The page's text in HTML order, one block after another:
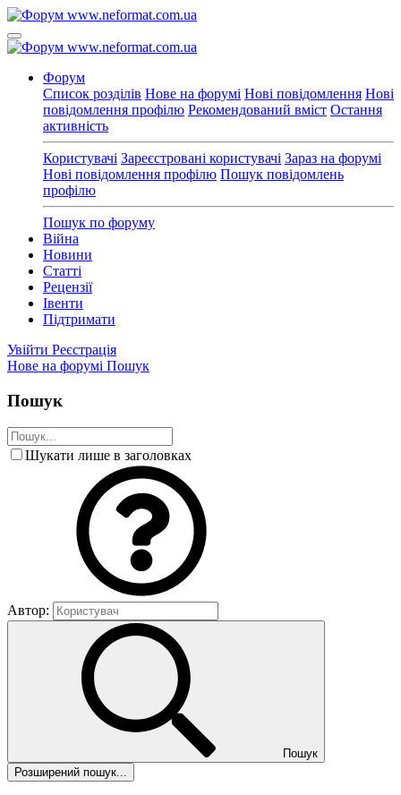
Форум
Список розділів Нове на форумі Нові повідомлення Нові
повідомлення профілю Рекомендований вміст Остання
активність
Користувачі Зареєстровані користувачі Зараз на форумі
Нові повідомлення профілю Пошук повідомлень
профілю
Пошук по форуму
Війна
Новини
Статті
Рецензії
Івенти
Підтримати
Увійти Реєстрація
Нове на форумі Пошук
Пошук
Шукати лише в заголовках
Автор:
Пошук
Розширений пошук...